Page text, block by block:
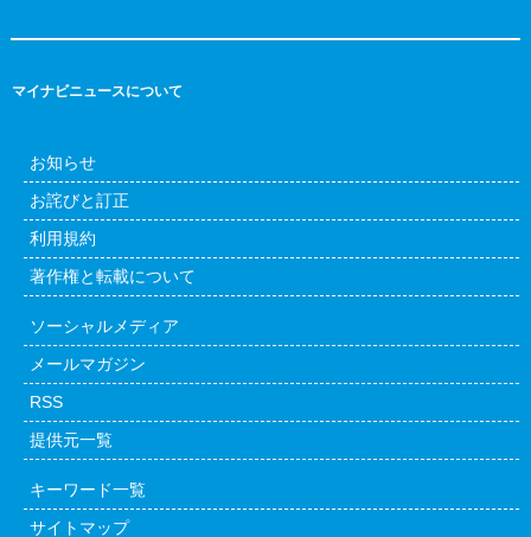
マイナビニュースについて
お知らせ
お詫びと訂正
利用規約
著作権と転載について
ソーシャルメディア
メールマガジン
RSS
提供元一覧
キーワード一覧
サイトマップ